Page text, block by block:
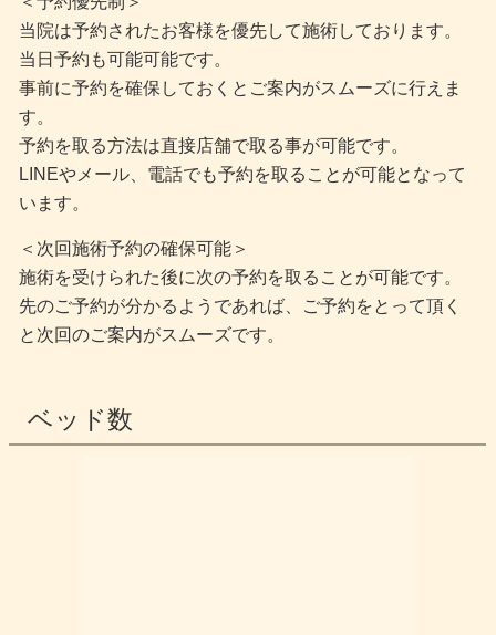
当院は予約されたお客様を優先して施術しております。
当日予約も可能可能です。
事前に予約を確保しておくとご案内がスムーズに行えま
す。
予約を取る方法は直接店舗で取る事が可能です。
LINEやメール、電話でも予約を取ることが可能となって
います。
＜次回施術予約の確保可能＞
施術を受けられた後に次の予約を取ることが可能です。
先のご予約が分かるようであれば、ご予約をとって頂く
と次回のご案内がスムーズです。
ベッド数